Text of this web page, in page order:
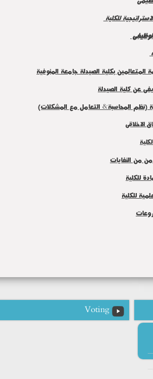
للكلية
المتعالمين بكلية الصيدلة جامعة المنوفية
عن كلية الصيدلة
(نظم المحاسبة& التعامل مع المشكلات)
الاخلاقى
من النفايات
للكلية
للكلية
Voting